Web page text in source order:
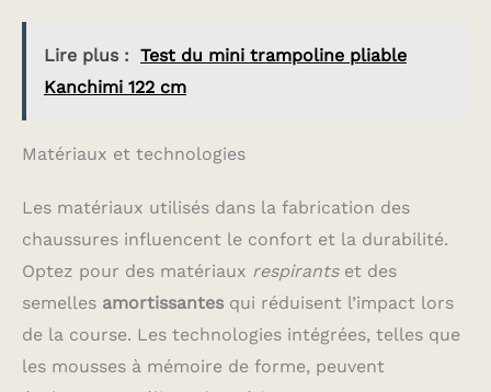
Lire plus : Test du mini trampoline pliable
Kanchimi 122 cm
Matériaux et technologies
Les matériaux utilisés dans la fabrication des
chaussures influencent le confort et la durabilité.
Optez pour des matériaux respirantset des
semelles amortissantes qui réduisent l’impact lors
de la course. Les technologies intégrées, telles que
les mousses à mémoire de forme, peuvent